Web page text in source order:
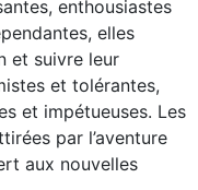
enthousiastes
elles
et suivre leur
et tolérantes,
et impétueuses. Les
par l’aventure
aux nouvelles